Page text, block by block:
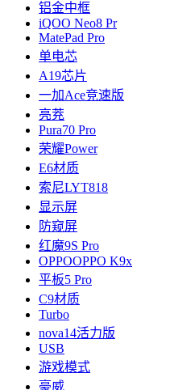
铝金中框
iQOO Neo8 Pr
MatePad Pro
单电芯
A19芯片
一加Ace竞速版
亮茺
Pura70 Pro
荣耀Power
E6材质
索尼LYT818
显示屏
防窥屏
红魔9S Pro
OPPOOPPO K9x
平板5 Pro
C9材质
Turbo
nova14活力版
USB
游戏模式
豪威